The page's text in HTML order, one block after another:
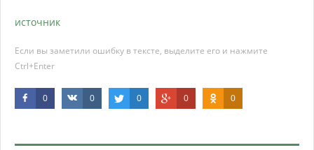
источник
Если вы заметили ошибку в тексте, выделите его и нажмите
Ctrl+Enter
0 0 0 0 0